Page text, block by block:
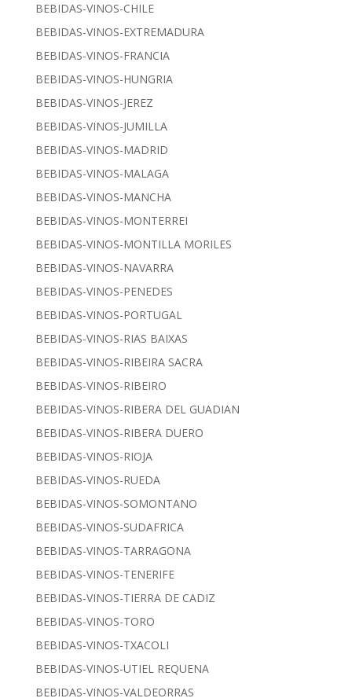
BEBIDAS-VINOS-CHILE
BEBIDAS-VINOS-EXTREMADURA
BEBIDAS-VINOS-FRANCIA
BEBIDAS-VINOS-HUNGRIA
BEBIDAS-VINOS-JEREZ
BEBIDAS-VINOS-JUMILLA
BEBIDAS-VINOS-MADRID
BEBIDAS-VINOS-MALAGA
BEBIDAS-VINOS-MANCHA
BEBIDAS-VINOS-MONTERREI
BEBIDAS-VINOS-MONTILLA MORILES
BEBIDAS-VINOS-NAVARRA
BEBIDAS-VINOS-PENEDES
BEBIDAS-VINOS-PORTUGAL
BEBIDAS-VINOS-RIAS BAIXAS
BEBIDAS-VINOS-RIBEIRA SACRA
BEBIDAS-VINOS-RIBEIRO
BEBIDAS-VINOS-RIBERA DEL GUADIAN
BEBIDAS-VINOS-RIBERA DUERO
BEBIDAS-VINOS-RIOJA
BEBIDAS-VINOS-RUEDA
BEBIDAS-VINOS-SOMONTANO
BEBIDAS-VINOS-SUDAFRICA
BEBIDAS-VINOS-TARRAGONA
BEBIDAS-VINOS-TENERIFE
BEBIDAS-VINOS-TIERRA DE CADIZ
BEBIDAS-VINOS-TORO
BEBIDAS-VINOS-TXACOLI
BEBIDAS-VINOS-UTIEL REQUENA
BEBIDAS-VINOS-VALDEORRAS